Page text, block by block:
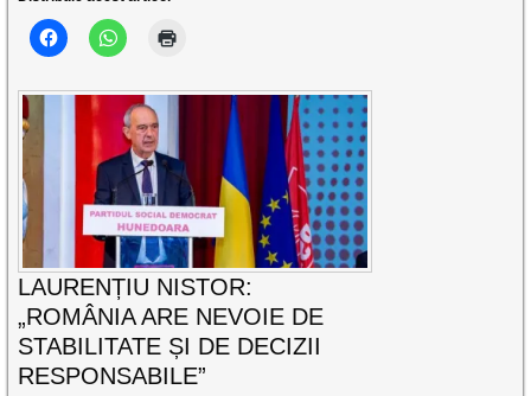
LAURENȚIU NISTOR:
„ROMÂNIA ARE NEVOIE DE
STABILITATE ȘI DE DECIZII
RESPONSABILE”